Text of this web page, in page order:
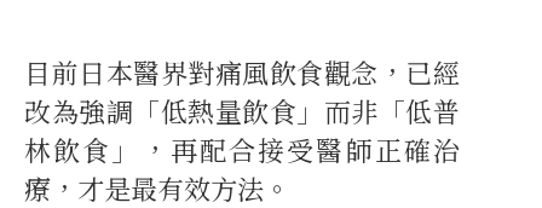
目前日本醫界對痛風飲食觀念，已經
改為強調「低熱量飲食」而非「低普
林飲食」，再配合接受醫師正確治
療，才是最有效方法。